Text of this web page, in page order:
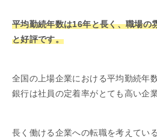
平均勤続年数は16年と長く、職場の
と好評です。
全国の上場企業における平均勤続年
銀行は社員の定着率がとても高い企業
長く働ける企業への転職を考えてい